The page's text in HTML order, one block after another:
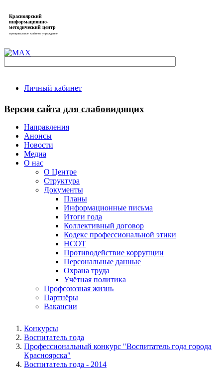
Красноярский
информационно-
методический центр
муниципальное казённое учреждение
Личный кабинет
Версия сайта для слабовидящих
Направления
Анонсы
Новости
Медиа
О нас
О Центре
Структура
Документы
Планы
Информационные письма
Итоги года
Коллективный договор
Кодекс профессиональной этики
НСОТ
Противодействие коррупции
Персональные данные
Охрана труда
Учётная политика
Профсоюзная жизнь
Партнёры
Вакансии
Конкурсы
Воспитатель года
Профессиональный конкурс "Воспитатель года города
Красноярска"
Воспитатель года - 2014